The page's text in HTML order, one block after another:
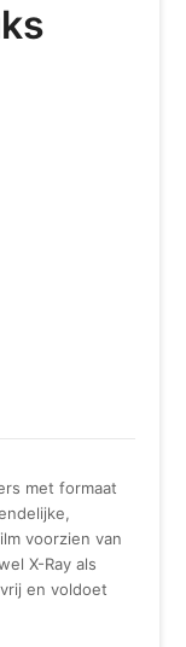
met formaat
voorzien van
X-Ray als
en voldoet